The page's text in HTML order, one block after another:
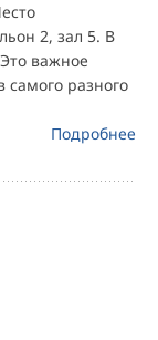
2, зал 5. В
важное
самого разного
Подробнее